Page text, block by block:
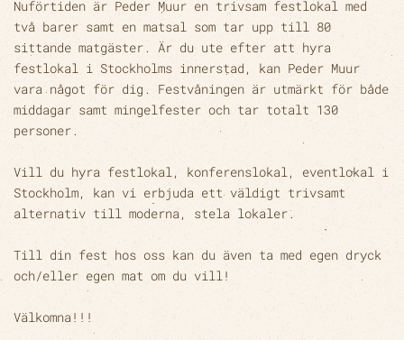
Nuförtiden är Peder Muur en trivsam festlokal med
två barer samt en matsal som tar upp till 80
sittande matgäster. Är du ute efter att hyra
festlokal i Stockholms innerstad, kan Peder Muur
vara något för dig. Festvåningen är utmärkt för både
middagar samt mingelfester och tar totalt 130
personer.
Vill du hyra festlokal, konferenslokal, eventlokal i
Stockholm, kan vi erbjuda ett väldigt trivsamt
alternativ till moderna, stela lokaler.
Till din fest hos oss kan du även ta med egen dryck
och/eller egen mat om du vill!
Välkomna!!!